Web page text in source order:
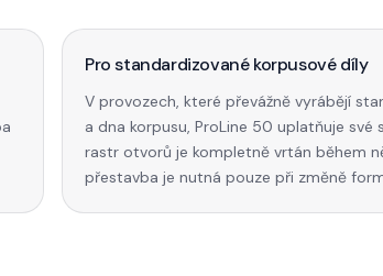
Pro standardizované korpusové díly
V provozech, které převážně vyrábějí
a dna korpusu, ProLine 50 uplatňuje své
rastr otvorů je kompletně vrtán během
přestavba je nutná pouze při změně